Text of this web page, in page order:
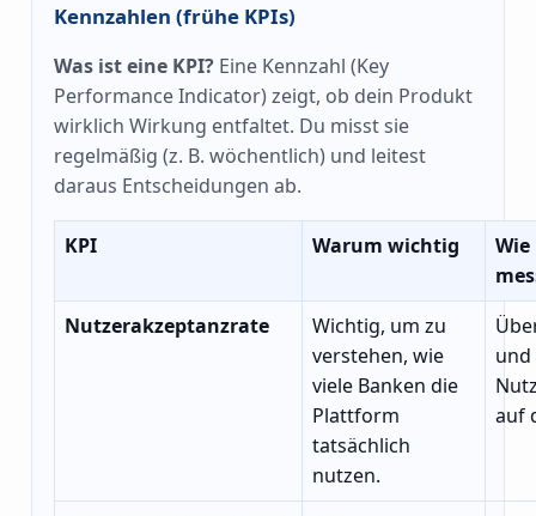
Kennzahlen (frühe KPIs)
Was ist eine KPI? Eine Kennzahl (Key
Performance Indicator) zeigt, ob dein Produkt
wirklich Wirkung entfaltet. Du misst sie
regelmäßig (z. B. wöchentlich) und leitest
daraus Entscheidungen ab.
KPI Warum wichtig
Wie
Nutzerakzeptanzrate
Wichtig, um zu
verstehen, wie
viele Banken die
Plattform
tatsächlich
nutzen.
und
auf